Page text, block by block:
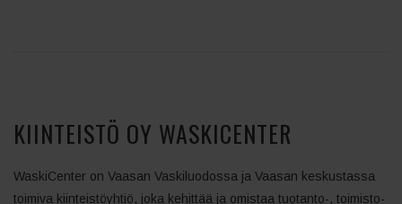
KIINTEISTÖ OY WASKICENTER
WaskiCenter on Vaasan Vaskiluodossa ja Vaasan keskustassa
toimiva kiinteistöyhtiö, joka kehittää ja omistaa tuotanto-, toimisto-